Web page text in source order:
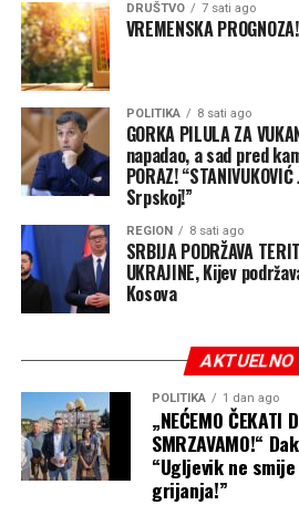
DRUŠTVO 7 sati ago
VREMENSKA
POLITIKA 8 sati ago
GORKA PILULA ZA
napadao, a sad pred
PORAZ!
Srpskoj!”
REGION 8 sati ago
SRBIJA PODRŽAVA
UKRAJINE, Kijev
Kosova
AKTUELNO
POLITIKA 1 dan ago
„NEĆEMO ČEKATI
SMRZAVAMO!“
“Ugljevik ne
grijanja!”